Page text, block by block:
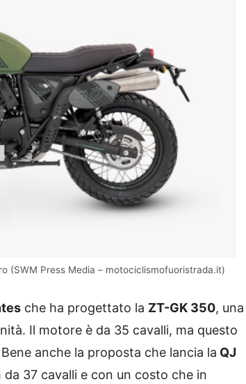
(SWM Press Media – motociclismofuoristrada.it)
che ha progettato la ZT-GK 350, una
Il motore è da 35 cavalli, ma questo
anche la proposta che lancia la QJ
37 cavalli e con un costo che in